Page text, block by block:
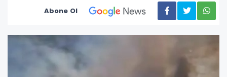
Abone Ol